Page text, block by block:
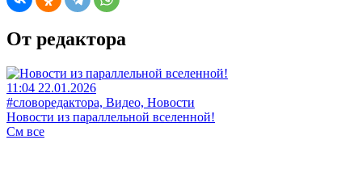
От редактора
11:04 22.01.2026
#словоредактора, Видео, Новости
Новости из параллельной вселенной!
См все